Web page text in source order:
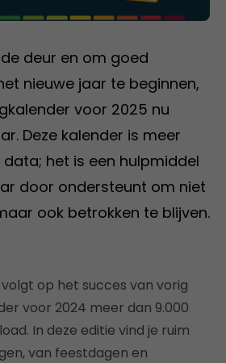
deur en om goed
nieuwe jaar te beginnen,
voor 2025 nu
Deze kalender is meer
het is een hulpmiddel
door ondersteunt om niet
ook betrokken te blijven.
op het succes van vorig
voor 2024 meer dan 9.000
In deze editie vind je ruim
van feestdagen en